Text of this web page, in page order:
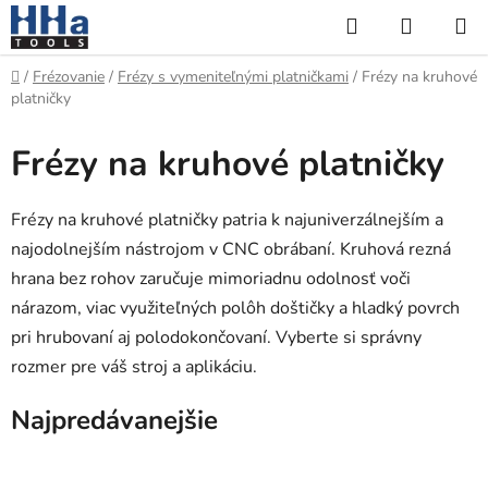
Prejsť
na
obsah
Hľadať
KOŠÍK
Domov
/ Frézovanie / Frézy s vymeniteľnými platničkami / Frézy na kruhové
platničky
Frézy na kruhové platničky
Frézy na kruhové platničky patria k najuniverzálnejším a
najodolnejším nástrojom v CNC obrábaní. Kruhová rezná
hrana bez rohov zaručuje mimoriadnu odolnosť voči
nárazom, viac využiteľných polôh doštičky a hladký povrch
pri hrubovaní aj polodokončovaní. Vyberte si správny
rozmer pre váš stroj a aplikáciu.
Najpredávanejšie